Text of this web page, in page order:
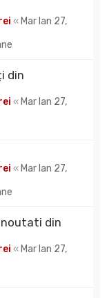
« Mar Ian 27,
din
« Mar Ian 27,
« Mar Ian 27,
noutati din
« Mar Ian 27,